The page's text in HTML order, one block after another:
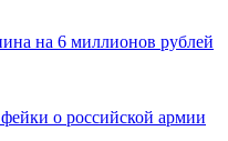
на 6 миллионов рублей
о российской армии